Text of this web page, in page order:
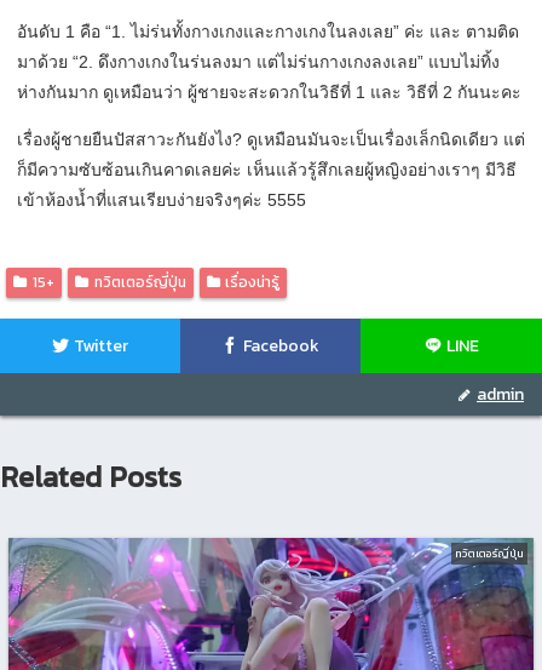
อันดับ 1 คือ “1. ไม่ร่นทั้งกางเกงและกางเกงในลงเลย” ค่ะ และ ตามติด
มาด้วย “2. ดึงกางเกงในร่นลงมา แต่ไม่ร่นกางเกงลงเลย” แบบไม่ทิ้ง
ห่างกันมาก ดูเหมือนว่า ผู้ชายจะสะดวกในวิธีที่ 1 และ วิธีที่ 2 กันนะคะ
เรื่องผู้ชายยืนปัสสาวะกันยังไง? ดูเหมือนมันจะเป็นเรื่องเล็กนิดเดียว แต่
ก็มีความซับซ้อนเกินคาดเลยค่ะ เห็นแล้วรู้สึกเลยผู้หญิงอย่างเราๆ มีวิธี
เข้าห้องน้ำที่แสนเรียบง่ายจริงๆค่ะ 5555
15+ ทวิตเตอร์ญี่ปุ่น เรื่องน่ารู้
Twitter Facebook
LINE
admin
Related Posts
ทวิตเตอร์ญี่ปุ่น